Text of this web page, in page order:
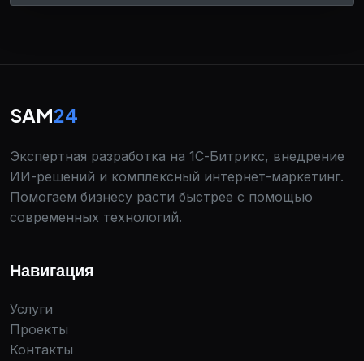
SAM24
Экспертная разработка на 1С-Битрикс, внедрение
ИИ-решений и комплексный интернет-маркетинг.
Помогаем бизнесу расти быстрее с помощью
современных технологий.
Навигация
Услуги
Проекты
Контакты